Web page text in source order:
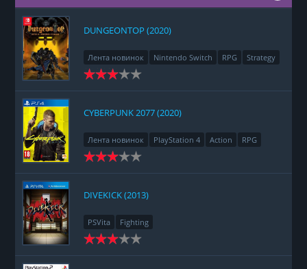
DUNGEONTOP (2020)
Лента новинок Nintendo Switch RPG Strategy
CYBERPUNK 2077 (2020)
Лента новинок PlayStation 4 Action
RPG
Racing
Adventure
DIVEKICK (2013)
PSVita Fighting